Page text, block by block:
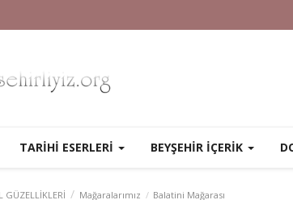
TARİHİ ESERLERİ BEYŞEHİR İÇERİK
GÜZELLİKLERİ Mağaralarımız Balatini Mağarası